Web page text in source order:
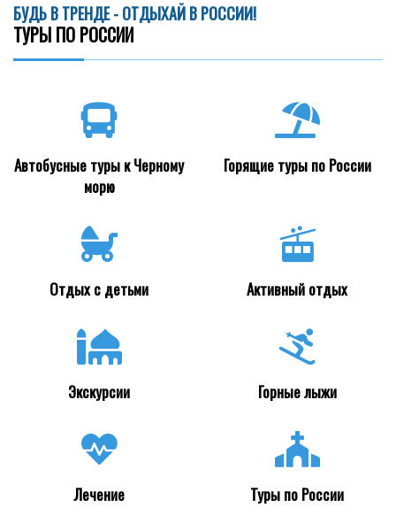
БУДЬ В ТРЕНДЕ - ОТДЫХАЙ В РОССИИ!
ТУРЫ ПО РОССИИ
Автобусные туры к Черному
морю
Горящие туры по России
Отдых с детьми Активный отдых
Экскурсии Горные лыжи
Лечение Туры по России